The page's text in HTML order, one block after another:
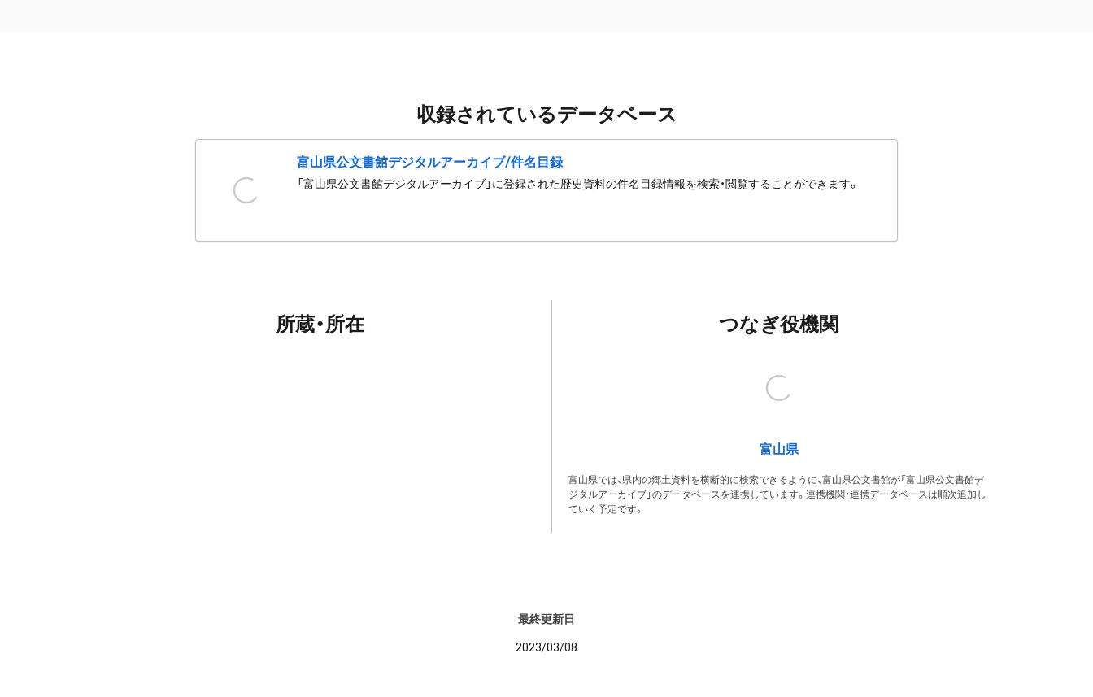
収録されているデータベース
富山県公文書館デジタルアーカイブ/件名目録
「富山県公文書館デジタルアーカイブ」に登録された歴史資料の件名目録情報を検索・閲覧することができます。
所蔵・所在 つなぎ役機関
富山県
富山県では、県内の郷土資料を横断的に検索できるように、富山県公文書館が「富山県公文書館デ
ジタルアーカイブ」のデータベースを連携しています。連携機関・連携データベースは順次追加し
ていく予定です。
最終更新日
2023/03/08